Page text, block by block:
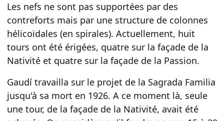
Les nefs ne sont pas supportées par des
contreforts mais par une structure de colonnes
hélicoïdales (en spirales). Actuellement, huit
tours ont été érigées, quatre sur la façade de la
Nativité et quatre sur la façade de la Passion.
Gaudí travailla sur le projet de la Sagrada Familia
jusqu'à sa mort en 1926. A ce moment là, seule
une tour, de la façade de la Nativité, avait été